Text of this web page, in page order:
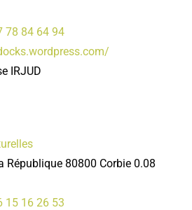
78 84 64 94
IRJUD
République 80800 Corbie 0.08
15 16 26 53